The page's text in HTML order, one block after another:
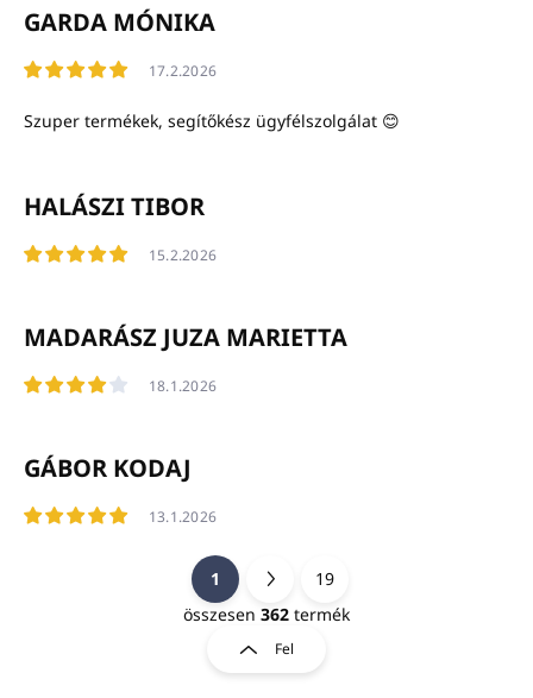
GARDA MÓNIKA
17.2.2026
Szuper termékek, segítőkész ügyfélszolgálat 😊
HALÁSZI TIBOR
15.2.2026
MADARÁSZ JUZA MARIETTA
18.1.2026
GÁBOR KODAJ
13.1.2026
L
s
L
a
p
o
1
19
összesen 362 termék
Fel